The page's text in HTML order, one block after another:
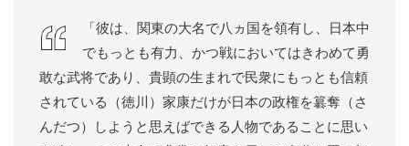
「彼は、関東の大名で八ヵ国を領有し、日本中
でもっとも有力、かつ戦においてはきわめて勇
敢な武将であり、貴顕の生まれで民衆にもっとも信頼
されている（徳川）家康だけが日本の政権を簒奪（さ
んだつ）しようと思えばできる人物であることに思い